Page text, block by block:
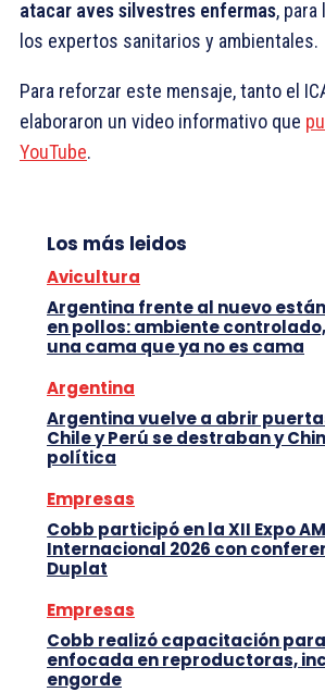
atacar aves silvestres enfermas,
los expertos sanitarios y ambientales.
Para reforzar este mensaje, tanto el
elaboraron un video informativo que
YouTube.
Los más leidos
Avicultura
Argentina frente al nuevo
en pollos: ambiente
una cama que ya no es cama
Argentina
Argentina vuelve a abrir
Chile y Perú se destraban y
política
Empresas
Cobb participó en la XII Expo
Internacional 2026 con
Duplat
Empresas
Cobb realizó capacitación
enfocada en reproductoras,
engorde